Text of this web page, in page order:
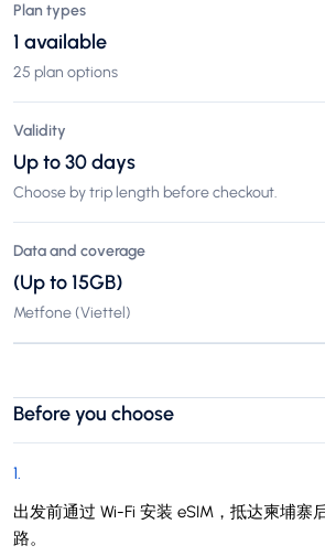
Plan types
1 available
25 plan options
Validity
Up to 30 days
Choose by trip length before checkout.
Data and coverage
(Up to 15GB)
Metfone (Viettel)
Before you choose
1.
出发前通过 Wi-Fi 安装 eSIM，抵达柬埔寨
路。